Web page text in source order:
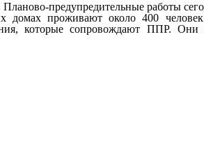
предупредительные работы
проживают около 400
которые сопровождают ППР.